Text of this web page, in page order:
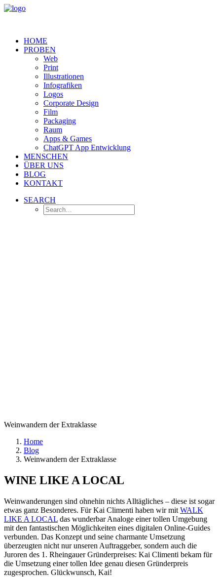
HOME
PROBEN
Web
Print
Illustrationen
Infografiken
Logos
Corporate Design
Film
Packaging
Raum
Apps & Games
ChatGPT App Entwicklung
MENSCHEN
ÜBER UNS
BLOG
KONTAKT
SEARCH
Weinwandern der Extraklasse
Home
Blog
Weinwandern der Extraklasse
WINE LIKE A LOCAL
Weinwanderungen sind ohnehin nichts Alltägliches – diese ist sogar
etwas ganz Besonderes. Für Kai Climenti haben wir mit WALK
LIKE A LOCAL das wunderbar Analoge einer tollen Umgebung
mit den fantastischen Möglichkeiten eines digitalen Online-Guides
verbunden. Das Konzept und seine charmante Umsetzung
überzeugten nicht nur unseren Auftraggeber, sondern auch die
Juroren des 1. Rheingauer Gründerpreises: Kai Climenti bekam für
die Umsetzung einer tollen Idee genau diesen Gründerpreis
zugesprochen. Glückwunsch, Kai!